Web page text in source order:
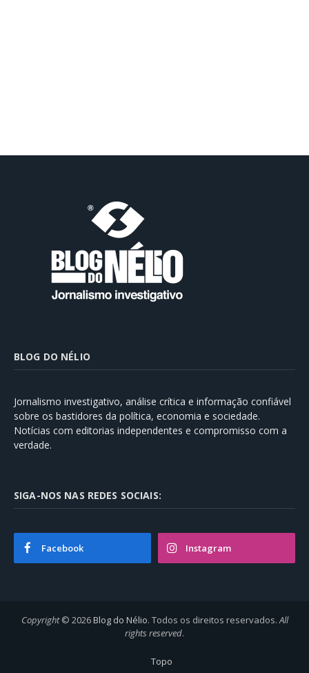
BLOG DO NÉLIO
Jornalismo investigativo, análise crítica e informação confiável
sobre os bastidores da política, economia e sociedade.
Notícias com editorias independentes e compromisso com a
verdade.
SIGA-NOS NAS REDES SOCIAIS:
Facebook Instagram
Copyright© 2026Blog do Nélio. Todos os direitos reservados.All
rights reserved.
Topo